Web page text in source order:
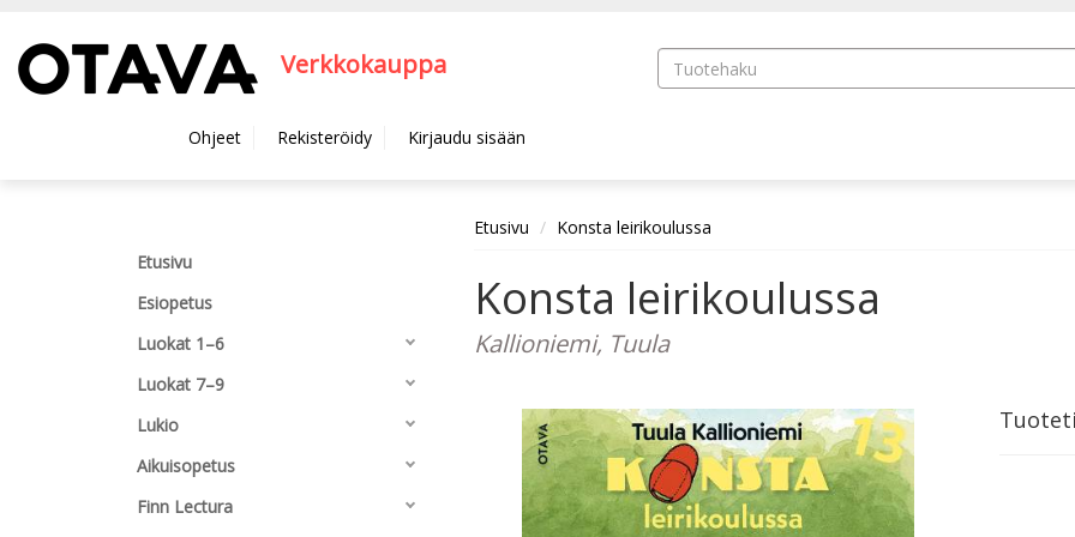
Verkkokauppa
Ohjeet Rekisteröidy Kirjaudu sisään
Etusivu
Esiopetus
Luokat 1–6
Luokat 7–9
Lukio
Aikuisopetus
Finn Lectura
Etusivu Konsta leirikoulussa
Konsta leirikoulussa
Kallioniemi, Tuula